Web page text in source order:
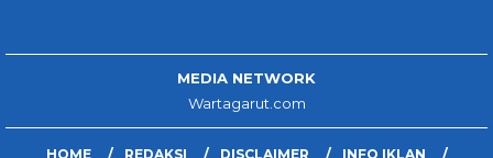
MEDIA NETWORK
Wartagarut.com
HOME REDAKSI DISCLAIMER INFO IKLAN